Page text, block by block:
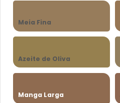
Meia Fina
Azeite de Oliva
Manga Larga